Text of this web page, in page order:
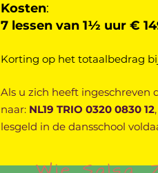
Kosten:
7 lessen van 1½ uur €
Korting op het totaalbedrag
Als u zich heeft ingeschreven
naar: NL19 TRIO 0320 0830 12,
lesgeld in de dansschool